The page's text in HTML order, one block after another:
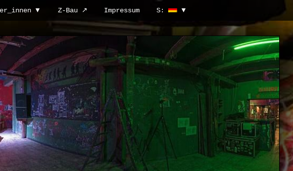
Z-Bau ↗ Impressum S: